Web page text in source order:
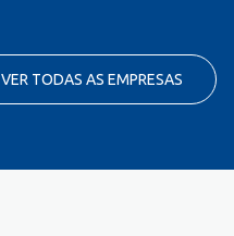
VER TODAS AS EMPRESAS